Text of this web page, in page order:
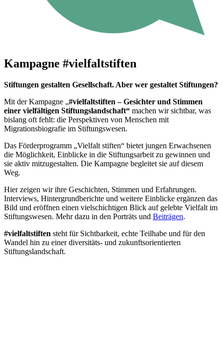
Kampagne #vielfaltstiften
Stiftungen gestalten Gesellschaft. Aber wer gestaltet Stiftungen?
Mit der Kampagne „#vielfaltstiften – Gesichter und Stimmen
einer vielfältigen Stiftungslandschaft“ machen wir sichtbar, was
bislang oft fehlt: die Perspektiven von Menschen mit
Migrationsbiografie im Stiftungswesen.
Das Förderprogramm „Vielfalt stiften“ bietet jungen Erwachsenen
die Möglichkeit, Einblicke in die Stiftungsarbeit zu gewinnen und
sie aktiv mitzugestalten. Die Kampagne begleitet sie auf diesem
Weg.
Hier zeigen wir ihre Geschichten, Stimmen und Erfahrungen.
Interviews, Hintergrundberichte und weitere Einblicke ergänzen das
Bild und eröffnen einen vielschichtigen Blick auf gelebte Vielfalt im
Stiftungswesen. Mehr dazu in den Porträts und Beiträgen.
#vielfaltstiften steht für Sichtbarkeit, echte Teilhabe und für den
Wandel hin zu einer diversitäts- und zukunftsorientierten
Stiftungslandschaft.